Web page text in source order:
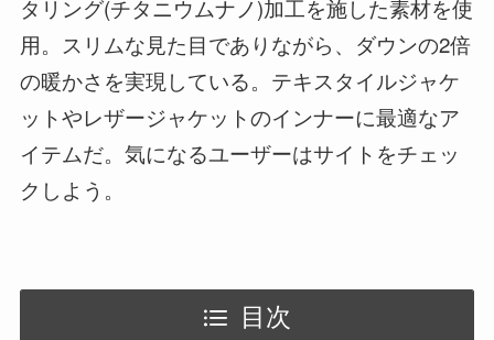
タリング(チタニウムナノ)加工を施した素材を使
用。スリムな見た目でありながら、ダウンの2倍
の暖かさを実現している。テキスタイルジャケ
ットやレザージャケットのインナーに最適なア
イテムだ。気になるユーザーはサイトをチェッ
クしよう。
目次